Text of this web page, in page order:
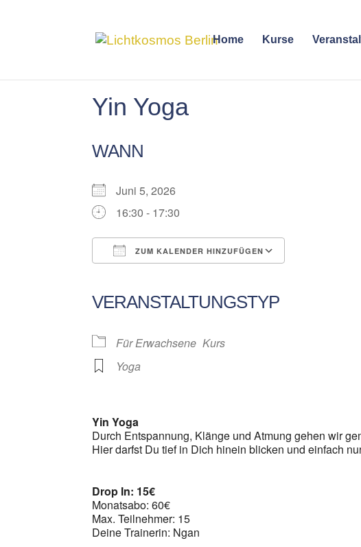
Home Kurse
Yin Yoga
WANN
Juni 5, 2026
16:30 - 17:30
ZUM KALENDER HINZUFÜGEN
VERANSTALTUNGSTYP
Für Erwachsene Kurs
Yoga
Yin Yoga
Durch Entspannung, Klänge und Atmung gehen wir
Hier darfst Du tief in Dich hinein blicken und einfach
Drop In: 15€
Monatsabo: 60€
Max. Teilnehmer: 15
Deine Trainerin: Ngan